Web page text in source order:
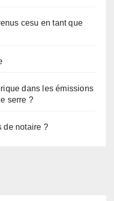
cesu en tant que
dans les émissions
serre ?
de notaire ?